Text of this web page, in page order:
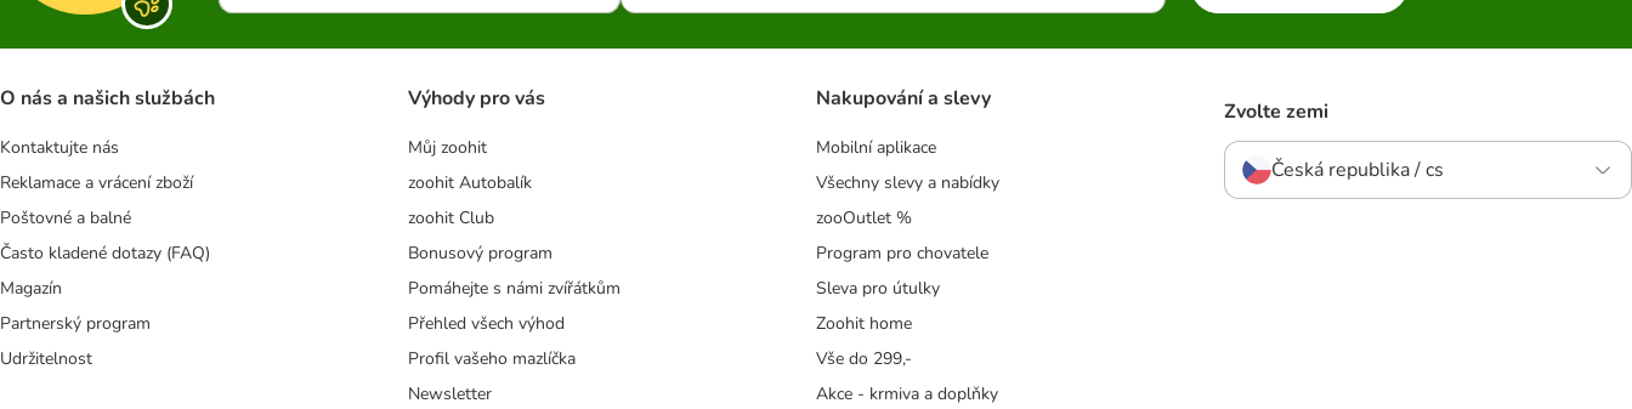
O nás a našich službách
Kontaktujte nás
Reklamace a vrácení zboží
Poštovné a balné
Často kladené dotazy (FAQ)
Magazín
Partnerský program
Udržitelnost
Výhody pro vás
Můj zoohit
zoohit Autobalík
zoohit Club
Bonusový program
Pomáhejte s námi zvířátkům
Přehled všech výhod
Profil vašeho mazlíčka
Newsletter
Nakupování a slevy
Mobilní aplikace
Všechny slevy a nabídky
zooOutlet %
Program pro chovatele
Sleva pro útulky
Zoohit home
Vše do 299,-
Akce - krmiva a doplňky
Zvolte zemi
Česká republika / cs